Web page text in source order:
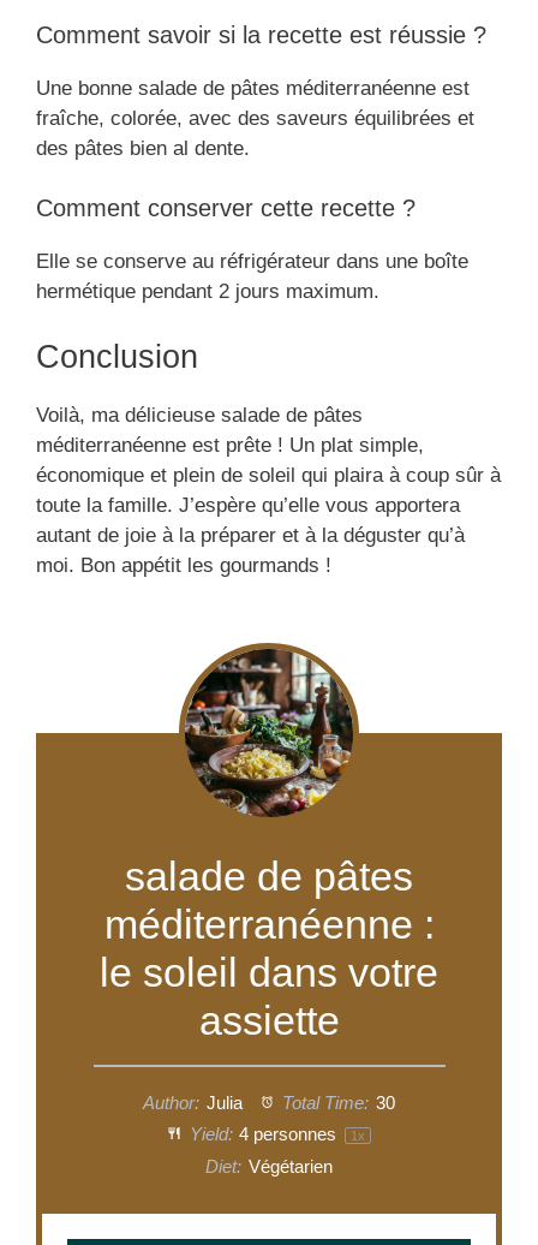
Comment savoir si la recette est réussie ?
Une bonne salade de pâtes méditerranéenne est
fraîche, colorée, avec des saveurs équilibrées et
des pâtes bien al dente.
Comment conserver cette recette ?
Elle se conserve au réfrigérateur dans une boîte
hermétique pendant 2 jours maximum.
Conclusion
Voilà, ma délicieuse salade de pâtes
méditerranéenne est prête ! Un plat simple,
économique et plein de soleil qui plaira à coup sûr à
toute la famille. J’espère qu’elle vous apportera
autant de joie à la préparer et à la déguster qu’à
moi. Bon appétit les gourmands !
salade de pâtes
méditerranéenne :
le soleil dans votre
assiette
Author: Julia Total Time: 30
Yield: 4 personnes 1x
Diet: Végétarien